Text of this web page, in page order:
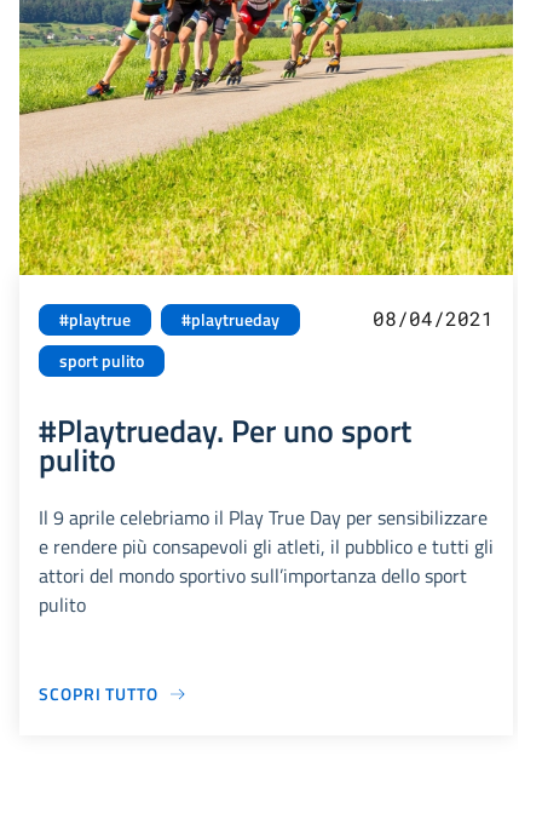
#playtrue
#playtrueday
sport pulito
08/04/2021
#Playtrueday. Per uno sport
pulito
Il 9 aprile celebriamo il Play True Day per sensibilizzare
e rendere più consapevoli gli atleti, il pubblico e tutti gli
attori del mondo sportivo sull’importanza dello sport
pulito
SCOPRI TUTTO